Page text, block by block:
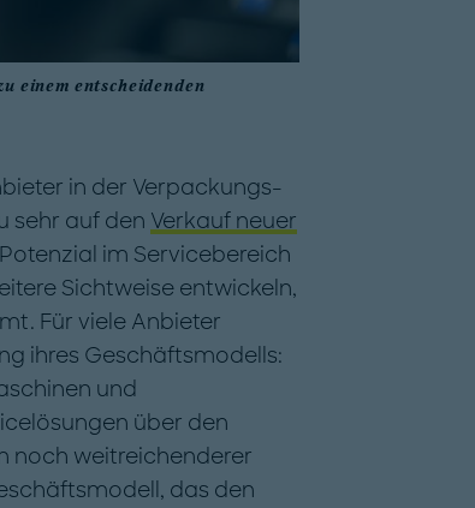
einem entscheidenden
in der Verpackungs-
sehr auf den Verkauf neuer
im Servicebereich
Sichtweise entwickeln,
Für viele Anbieter
ihres Geschäftsmodells:
und
über den
noch weitreichenderer
das den